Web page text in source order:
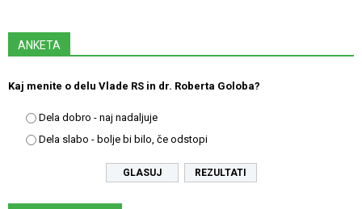
ANKETA
Kaj menite o delu Vlade RS in dr. Roberta Goloba?
Dela dobro - naj nadaljuje
Dela slabo - bolje bi bilo, če odstopi
REZULTATI